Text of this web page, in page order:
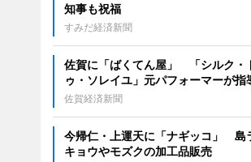
知事も祝福
すみだ経済新聞
佐賀に「ばくてん屋」 「シルク・
ゥ・ソレイユ」元パフォーマーが指
佐賀経済新聞
今帰仁・上運天に「ナギッコ」 島
キョウやモズクの加工品販売